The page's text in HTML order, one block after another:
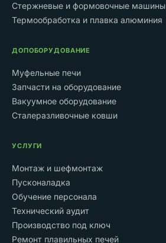
Стержневые и формовочные машины
Термообработка и плавка алюминия
ДОПОБОРУДОВАНИЕ
Муфельные печи
Запчасти на оборудование
Вакуумное оборудование
Сталеразливочные ковши
УСЛУГИ
Монтаж и шефмонтаж
Пусконаладка
Обучение персонала
Технический аудит
Производство под ключ
Ремонт плавильных печей